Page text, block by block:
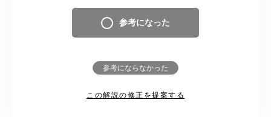
参考になった
参考にならなかった
この解説の修正を提案する